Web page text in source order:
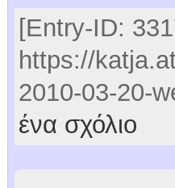
[Entry-ID:
https://
2010-03-20-
ένα σχόλιο